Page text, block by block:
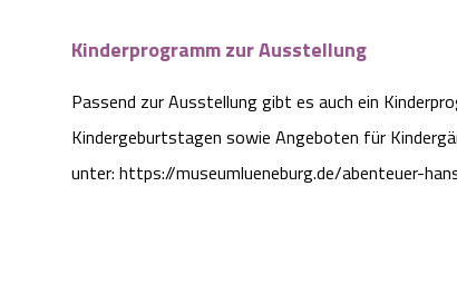
Kinderprogramm zur Ausstellung
Passend zur Ausstellung gibt es auch ein
Kindergeburtstagen sowie Angeboten für
unter: https://museumlueneburg.de/abenteuer-